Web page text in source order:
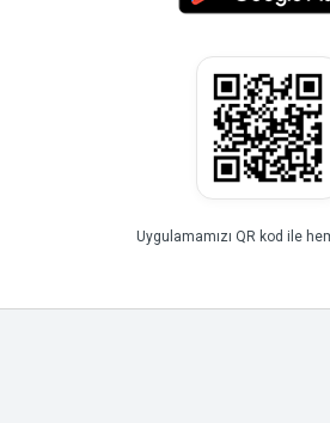
Uygulamamızı QR kod ile